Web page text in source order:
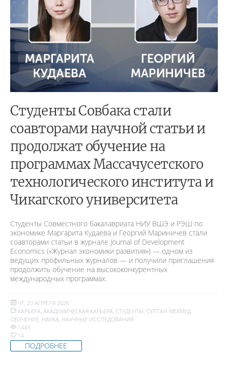
Студенты Совбака стали
соавторами научной статьи и
продолжат обучение на
программах Массачусетского
технологического института и
Чикагского университета
Студенты Совместного бакалавриата НИУ ВШЭ и РЭШ по
экономике Маргарита Кудаева и Георгий Мариничев стали
соавторами статьи в журнале Journal of Development
Economics («Журнал экономики развития») — одном из
ведущих профильных журналов — и получили приглашения
продолжить обучение на высококонкурентных
международных программах.
ЧТ, 23 АПРЕЛЯ 2026
КАРЬЕРА АКАДЕМИЧЕСКАЯ КАРЬЕРА СТУДЕНТЫ СУЛТАН МЕХМУД
ОБУЧЕНИЕ НАУКА НАУЧНЫЕ ИССЛЕДОВАНИЯ
1443
14
ПОДРОБНЕЕ